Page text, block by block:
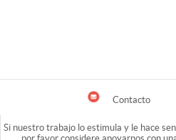
Contacto
Si nuestro trabajo lo estimula y le hace